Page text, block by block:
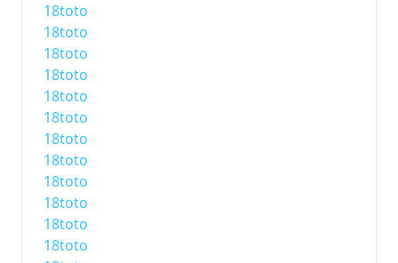
18toto
18toto
18toto
18toto
18toto
18toto
18toto
18toto
18toto
18toto
18toto
18toto